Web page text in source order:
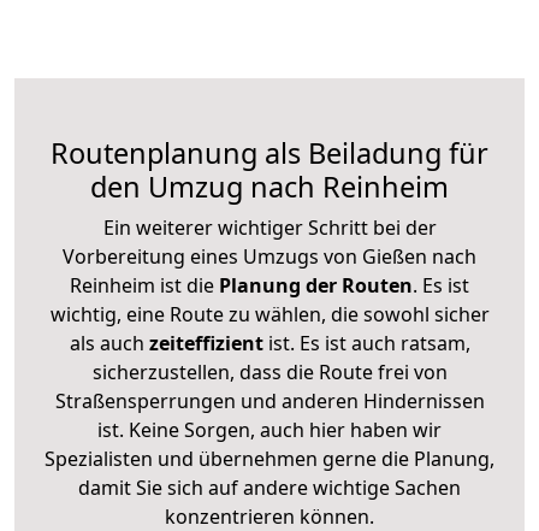
Routenplanung als Beiladung für
den Umzug nach Reinheim
Ein weiterer wichtiger Schritt bei der
Vorbereitung eines Umzugs von Gießen nach
Reinheim ist die Planung der Routen. Es ist
wichtig, eine Route zu wählen, die sowohl sicher
als auch zeiteffizientist. Es ist auch ratsam,
sicherzustellen, dass die Route frei von
Straßensperrungen und anderen Hindernissen
ist. Keine Sorgen, auch hier haben wir
Spezialisten und übernehmen gerne die Planung,
damit Sie sich auf andere wichtige Sachen
konzentrieren können.